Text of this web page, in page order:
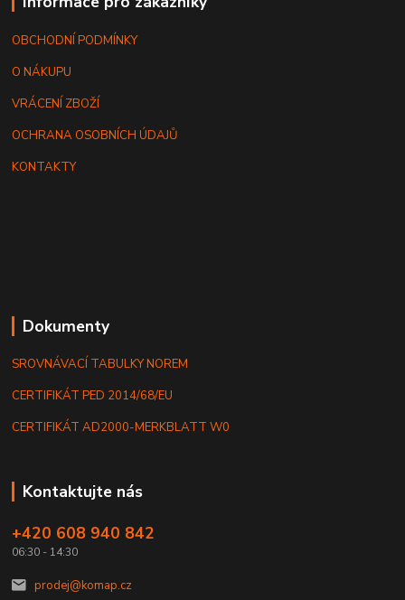
OBCHODNÍ PODMÍNKY
O NÁKUPU
VRÁCENÍ ZBOŽÍ
OCHRANA OSOBNÍCH ÚDAJŮ
KONTAKTY
Dokumenty
SROVNÁVACÍ TABULKY NOREM
CERTIFIKÁT PED 2014/68/EU
CERTIFIKÁT AD2000-MERKBLATT W0
Kontaktujte nás
+420 608 940 842
06:30 - 14:30
prodej@komap.cz